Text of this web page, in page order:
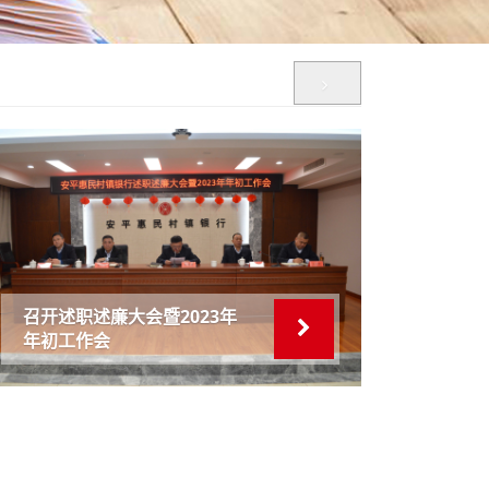
召开述职述廉大会暨2023年
年初工作会